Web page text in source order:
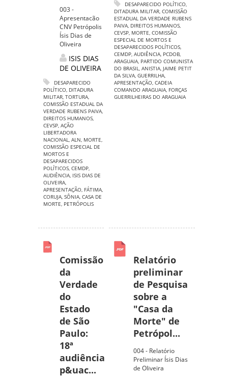
003 -
Apresentacão
CNV Petrópolis
Ísis Dias de
Oliveira
ISIS DIAS
DE OLIVEIRA
DESAPARECIDO
POLÍTICO, DITADURA
MILITAR, TORTURA,
COMISSÃO ESTADUAL DA
VERDADE RUBENS PAIVA,
DIREITOS HUMANOS,
CEVSP, AÇÃO
LIBERTADORA
NACIONAL, ALN, MORTE,
COMISSÃO ESPECIAL DE
MORTOS E
DESAPARECIDOS
POLÍTICOS, CEMDP,
AUDIÊNCIA, ISIS DIAS DE
OLIVEIRA,
APRESENTAÇÃO, FÁTIMA,
CORUJA, SÔNIA, CASA DE
MORTE, PETRÓPOLIS
DESAPARECIDO POLÍTICO,
DITADURA MILITAR, COMISSÃO
ESTADUAL DA VERDADE RUBENS
PAIVA, DIREITOS HUMANOS,
CEVSP, MORTE, COMISSÃO
ESPECIAL DE MORTOS E
DESAPARECIDOS POLÍTICOS,
CEMDP, AUDIÊNCIA, PCDOB,
ARAGUAIA, PARTIDO COMUNISTA
DO BRASIL, ANISTIA, JAIME PETIT
DA SILVA, GUERRILHA,
APRESENTAÇÃO, CADEIA
COMANDO ARAGUAIA, FORÇAS
GUERRILHEIRAS DO ARAGUAIA
Comissão
da
Verdade
do
Estado
de São
Paulo:
18ª
audiência
p&uac...
Relatório
preliminar
de Pesquisa
sobre a
"Casa da
Morte" de
Petrópol...
004 - Relatório
Preliminar Ísis Dias
de Oliveira